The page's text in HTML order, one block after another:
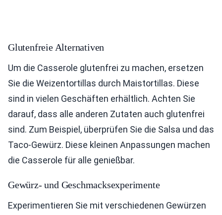
Glutenfreie Alternativen
Um die Casserole glutenfrei zu machen, ersetzen
Sie die Weizentortillas durch Maistortillas. Diese
sind in vielen Geschäften erhältlich. Achten Sie
darauf, dass alle anderen Zutaten auch glutenfrei
sind. Zum Beispiel, überprüfen Sie die Salsa und das
Taco-Gewürz. Diese kleinen Anpassungen machen
die Casserole für alle genießbar.
Gewürz- und Geschmacksexperimente
Experimentieren Sie mit verschiedenen Gewürzen